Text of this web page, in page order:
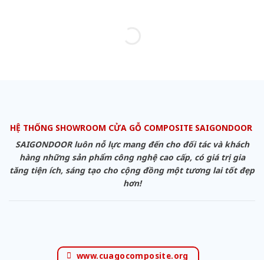
HỆ THỐNG SHOWROOM CỬA GỖ COMPOSITE SAIGONDOOR
SAIGONDOOR luôn nỗ lực mang đến cho đối tác và khách
hàng những sản phẩm công nghệ cao cấp, có giá trị gia
tăng tiện ích, sáng tạo cho cộng đồng một tương lai tốt đẹp
hơn!
www.cuagocomposite.org